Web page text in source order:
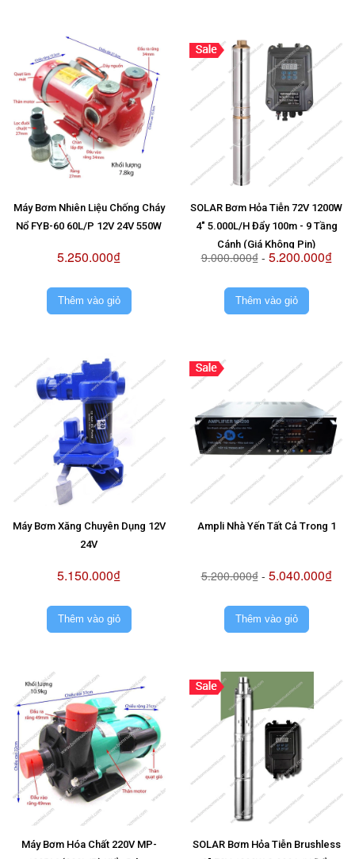
Máy Bơm Nhiên Liệu Chống Cháy
Nổ FYB-60 60L/P 12V 24V 550W
5.250.000₫
Thêm vào giỏ
SOLAR Bơm Hỏa Tiễn 72V 1200W
4" 5.000L/H Đẩy 100m - 9 Tầng
Cánh (Giá Không Pin)
9.000.000₫- 5.200.000₫
Thêm vào giỏ
Máy Bơm Xăng Chuyên Dụng 12V
24V
5.150.000₫
Thêm vào giỏ
Ampli Nhà Yến Tất Cả Trong 1
5.200.000₫- 5.040.000₫
Thêm vào giỏ
Máy Bơm Hóa Chất 220V MP-
SOLAR Bơm Hỏa Tiễn Brushless